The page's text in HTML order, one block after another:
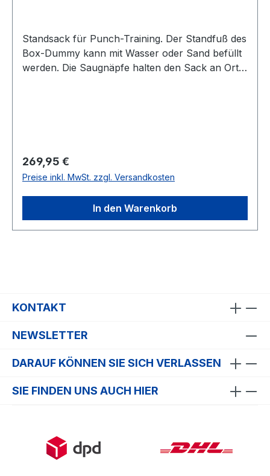
Standsack für Punch-Training. Der Standfuß des
Box-Dummy kann mit Wasser oder Sand befüllt
werden. Die Saugnäpfe halten den Sack an Ort
BefüllungSchlagfläche: Höhe: 100 cm,
Durchmesser 32 cm, Gewicht ca. 9 kg
Regulärer Preis:
269,95 €
Preise inkl. MwSt. zzgl. Versandkosten
In den Warenkorb
KONTAKT
NEWSLETTER
DARAUF KÖNNEN SIE SICH VERLASSEN
SIE FINDEN UNS AUCH HIER